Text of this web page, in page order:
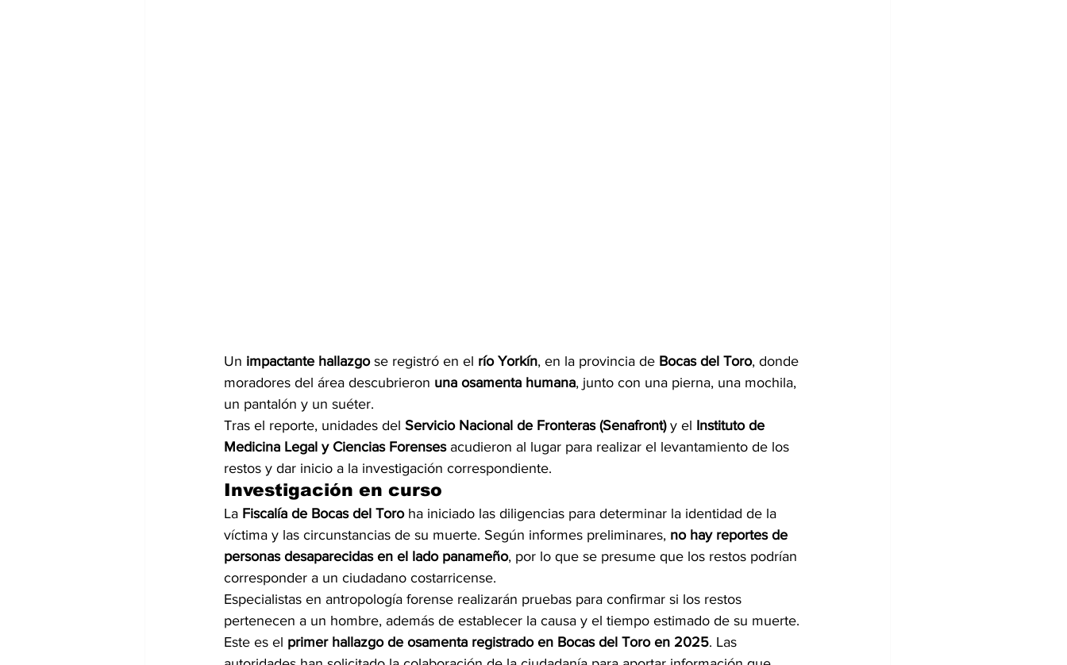
Un impactante hallazgo se registró en el río Yorkín, en la provincia de Bocas del Toro, donde
moradores del área descubrieron una osamenta humana, junto con una pierna, una mochila,
un pantalón y un suéter.
Tras el reporte, unidades del Servicio Nacional de Fronteras (Senafront) y el Instituto de
Medicina Legal y Ciencias Forenses acudieron al lugar para realizar el levantamiento de los
restos y dar inicio a la investigación correspondiente.
Investigación en curso
La Fiscalía de Bocas del Toro ha iniciado las diligencias para determinar la identidad de la
víctima y las circunstancias de su muerte. Según informes preliminares, no hay reportes de
personas desaparecidas en el lado panameño, por lo que se presume que los restos podrían
corresponder a un ciudadano costarricense.
Especialistas en antropología forense realizarán pruebas para confirmar si los restos
pertenecen a un hombre, además de establecer la causa y el tiempo estimado de su muerte.
Este es el primer hallazgo de osamenta registrado en Bocas del Toro en 2025. Las